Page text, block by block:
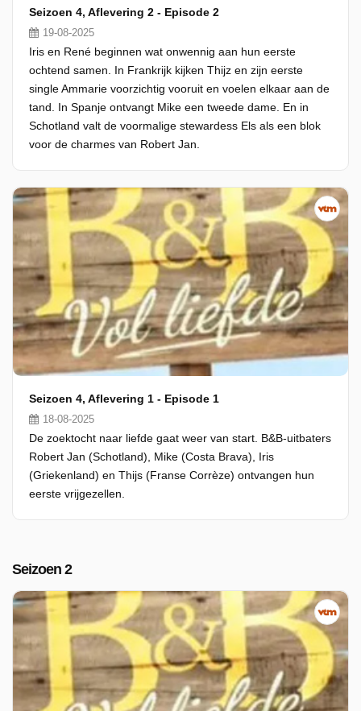
Seizoen 4, Aflevering 2 - Episode 2
19-08-2025
Iris en René beginnen wat onwennig aan hun eerste
ochtend samen. In Frankrijk kijken Thijz en zijn eerste
single Ammarie voorzichtig vooruit en voelen elkaar aan de
tand. In Spanje ontvangt Mike een tweede dame. En in
Schotland valt de voormalige stewardess Els als een blok
voor de charmes van Robert Jan.
Seizoen 4, Aflevering 1 - Episode 1
18-08-2025
De zoektocht naar liefde gaat weer van start. B&B-uitbaters
Robert Jan (Schotland), Mike (Costa Brava), Iris
(Griekenland) en Thijs (Franse Corrèze) ontvangen hun
eerste vrijgezellen.
Seizoen 2